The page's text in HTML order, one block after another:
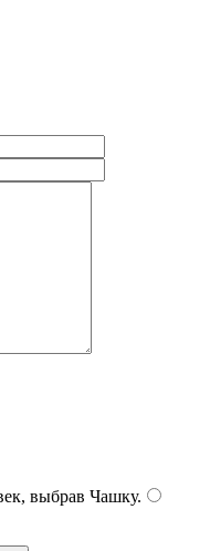
выбрав Чашку.